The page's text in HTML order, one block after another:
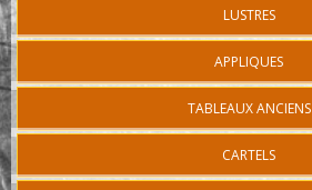
LUSTRES
APPLIQUES
TABLEAUX ANCIENS
CARTELS